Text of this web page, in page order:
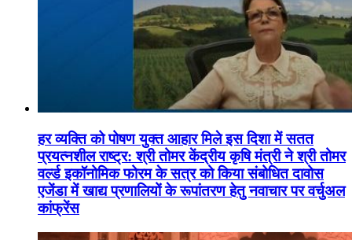
हर व्यक्ति को पोषण युक्त आहार मिले इस दिशा में सतत
प्रयत्नशील राष्ट्र: श्री तोमर केंद्रीय कृषि मंत्री ने श्री तोमर
वर्ल्ड इकॉनोमिक फोरम के सत्र को किया संबोधित दावोस
एजेंडा में खाद्य प्रणालियों के रूपांतरण हेतु नवाचार पर वर्चुअल
कांफ्रेंस